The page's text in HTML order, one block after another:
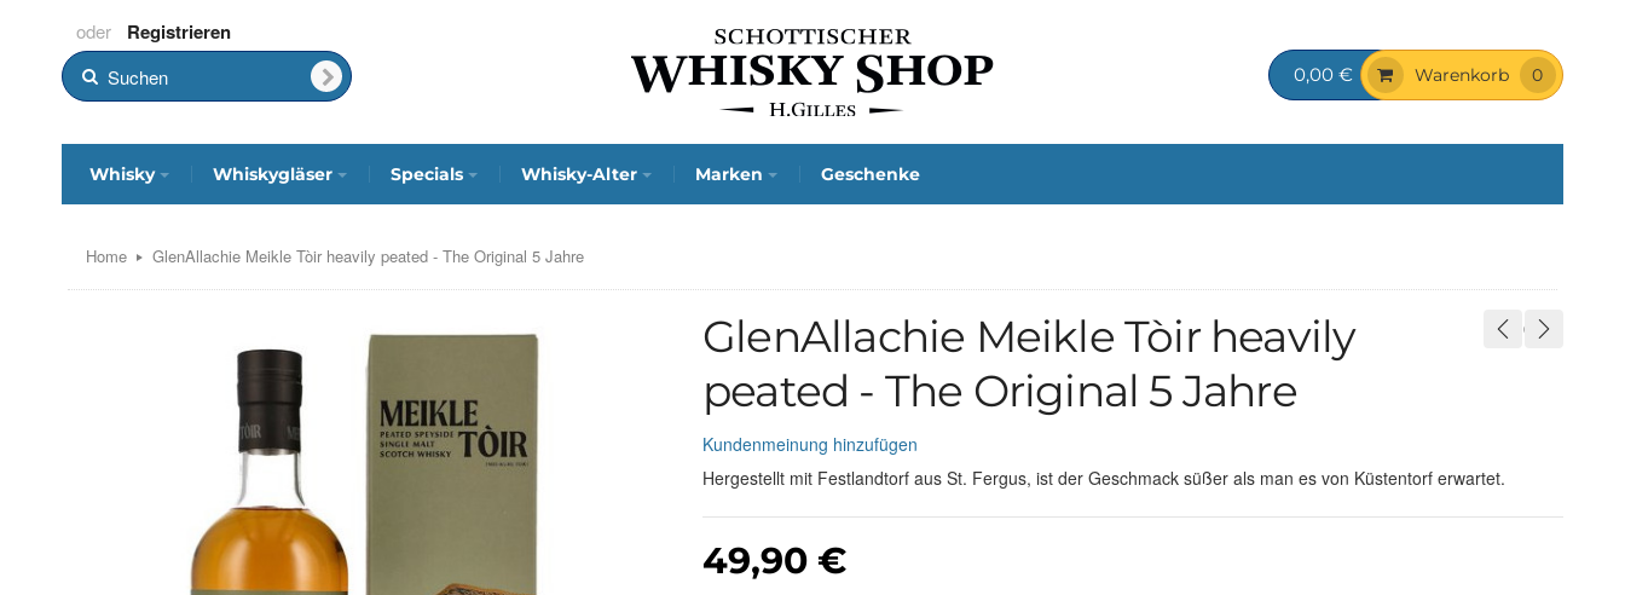
Registrieren
0,00 € Warenkorb 0
Whisky Whiskygläser Specials Whisky-Alter Marken Geschenke
Home GlenAllachie Meikle Tòir heavily peated - The Original 5 Jahre
GlenAllachie Meikle Tòir heavily
peated - The Original 5 Jahre
Kundenmeinung hinzufügen
Hergestellt mit Festlandtorf aus St. Fergus, ist der Geschmack süßer als man es von Küstentorf erwartet.
49,90 €